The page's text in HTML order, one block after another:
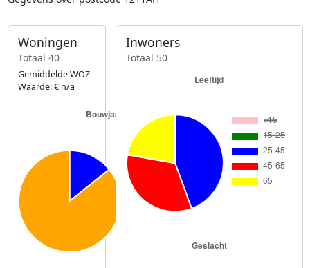
Woningen
Totaal 40
Gemiddelde WOZ
Waarde: € n/a
Inwoners
Totaal 50